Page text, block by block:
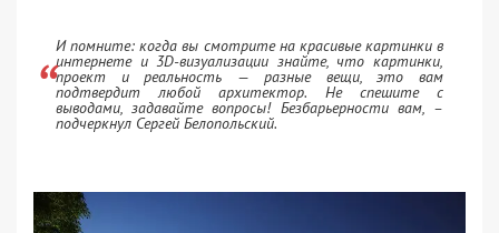
И помните: когда вы смотрите на красивые картинки в
интернете и 3D-визуализации знайте, что картинки,
проект и реальность — разные вещи, это вам
подтвердит любой архитектор. Не спешите с
выводами, задавайте вопросы! Безбарьерности вам, –
подчеркнул Сергей Белопольский.